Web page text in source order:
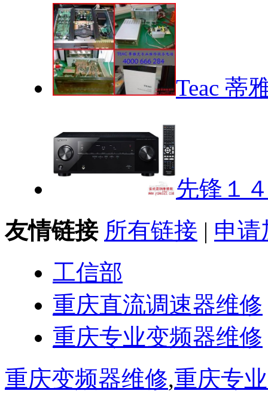
Teac 蒂
先锋１
友情链接 所有链接 | 申请
工信部
重庆直流调速器维修
重庆专业变频器维修
重庆变频器维修,重庆专